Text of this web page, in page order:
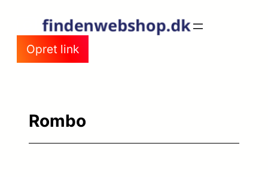
indholdOpret link
Rombo